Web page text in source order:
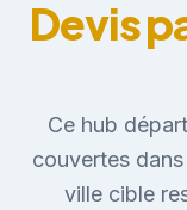
Devis
Ce hub
couvertes
ville cible